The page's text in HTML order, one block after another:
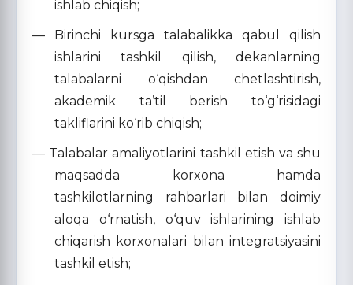
ishlab chiqish;
— Birinchi kursga talabalikka qabul qilish
ishlarini tashkil qilish, dekanlarning
talabalarni o‘qishdan chetlashtirish,
akademik ta’til berish to‘g‘risidagi
takliflarini ko‘rib chiqish;
— Talabalar amaliyotlarini tashkil etish va shu
maqsadda korxona hamda
tashkilotlarning rahbarlari bilan doimiy
aloqa o‘rnatish, o‘quv ishlarining ishlab
chiqarish korxonalari bilan integratsiyasini
tashkil etish;